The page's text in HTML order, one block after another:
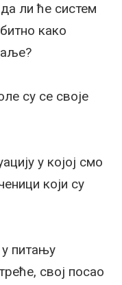
ли ће систем
како
су се своје
у којој смо
који су
питању
свој посао